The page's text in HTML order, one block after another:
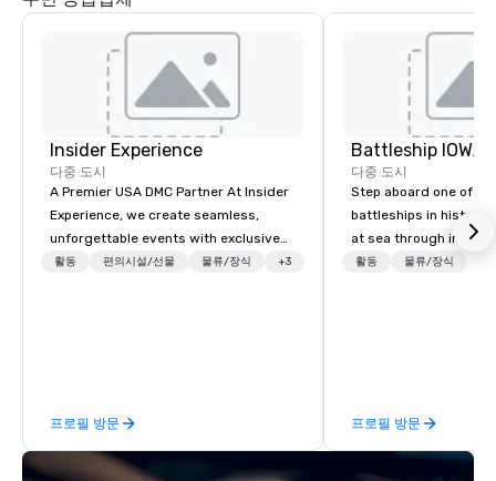
Insider Experience
다중 도시
A Premier USA DMC Partner At Insider
Experience, we create seamless,
unforgettable events with exclusive
access to premium venues, world-
times, all-inclusive budget
turnarounds, strong industry
relationships, and operational
활동 편의시설/선물 물류/장식 +3
프로필 방문
Battleship IOWA
다중 도시
Step aboard one of
battleships in history
at sea through
designed for all
massive gun turrets,
the heart of the
활동 물류/장식
프로필 방문